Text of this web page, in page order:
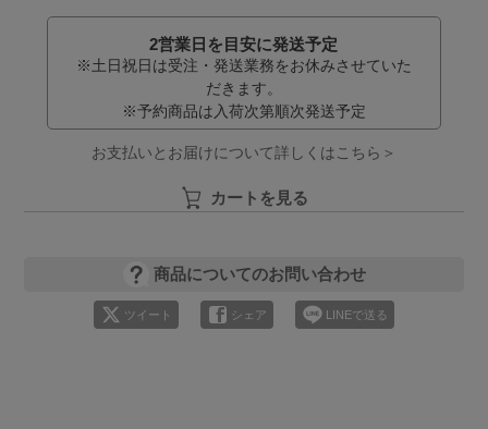
2営業日を目安に発送予定
※土日祝日は受注・発送業務をお休みさせていた
だきます。
※予約商品は入荷次第順次発送予定
お支払いとお届けについて詳しくはこちら＞
カートを見る
商品についてのお問い合わせ
ツイート シェア LINEで送る